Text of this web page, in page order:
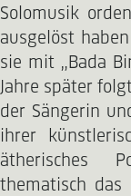
Solomusik
ausgelöst
sie mit „Bada
Jahre später
der Sängerin
ihrer
ätherisches
thematisch das